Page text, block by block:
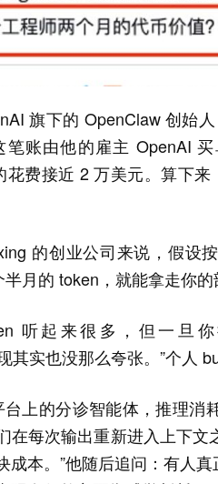
旗下的 OpenClaw 创始
笔账由他的雇主 OpenAI
费接近 2 万美元。算下
的创业公司来说，假设
月的 token，就能拿走你
听起来很多，但一旦
其实也没那么夸张。”个人
台上的分诊智能体，推理
在每次输出重新进入上下
成本。”他随后追问：有人